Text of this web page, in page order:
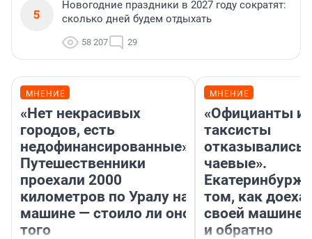
5
Новогодние праздники в 2027 году сократят:
сколько дней будем отдыхать
58 207 29
МНЕНИЕ
«Нет некрасивых
городов, есть
недофинансированные».
Путешественники
проехали 2000
километров по Уралу на
машине — стоило ли оно
того
МНЕНИЕ
«Официанты и
таксисты
отказывались
чаевые».
том, как
своей машине
и обратно